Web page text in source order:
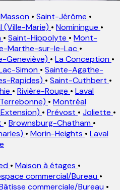
• Saint-Jérôme •
(Ville-Marie) • Nominingue •
• Saint-Hippolyte • Mont-
Marthe-sur-le-Lac •
Geneviève) • La Conception •
Simon • Sainte-Agathe-
Rapides) • Saint-Cuthbert •
• Rivière-Rouge • Laval
• Montréal
• Prévost • Joliette •
• Brownsburg-Chatham •
• Morin-Heights • Laval
• Maison à étages •
commercial/Bureau •
commerciale/Bureau •